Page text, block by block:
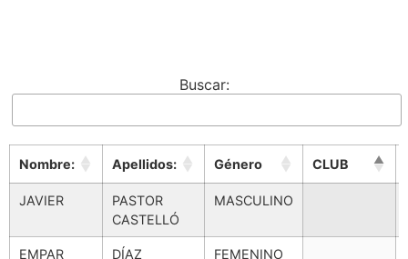
Buscar:
Nombre: Apellidos: Género CLUB
Nombre:
Apellidos: Género
JAVIER
PASTOR
CASTELLÓ
MASCULINO
EMPAR
DÍAZ
FEMENINO